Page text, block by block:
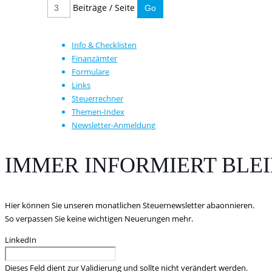
Beiträge / Seite
Info & Checklisten
Finanzämter
Formulare
Links
Steuerrechner
Themen-Index
Newsletter-Anmeldung
IMMER INFORMIERT
Hier können Sie unseren monatlichen Steuernewsletter abaonnieren.
So verpassen Sie keine wichtigen Neuerungen mehr.
LinkedIn
Dieses Feld dient zur Validierung und sollte nicht verändert werden.